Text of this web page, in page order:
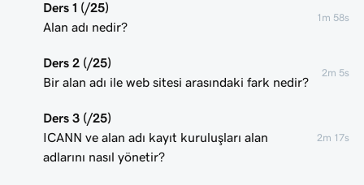
Ders 1 (/25)
Alan adı nedir?
1m 58s
Ders 2 (/25)
Bir alan adı ile web sitesi arasındaki fark nedir?
2m 5s
Ders 3 (/25)
ICANN ve alan adı kayıt kuruluşları alan
adlarını nasıl yönetir?
2m 17s